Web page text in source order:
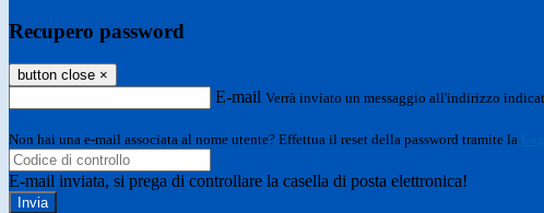
Recupero password
button close ×
E-mail Verrà inviato un messaggio all'indirizzo
Non hai una e-mail associata al nome utente? Effettua il reset della password tramite la
E-mail inviata, si prega di controllare la casella di posta elettronica!